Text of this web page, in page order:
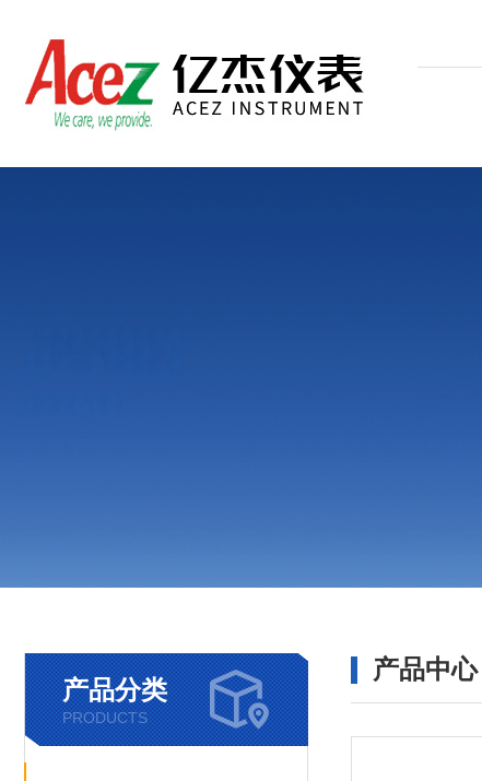
产品中心
产品分类
PRODUCTS